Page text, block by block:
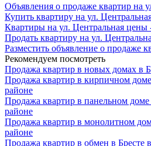
Объявления о продаже квартир на
Купить квартиру на ул.
Квартиры на ул. Центральная цены
Продать квартиру на ул.
Разместить объявление о продаже
Рекомендуем посмотреть
Продажа квартир в новых домах в
Продажа квартир в кирпичном
районе
Продажа квартир в панельном
районе
Продажа квартир в монолитном
районе
Продажа квартир в обмен в Бресте